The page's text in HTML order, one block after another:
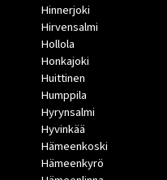
Hinnerjoki
Hirvensalmi
Hollola
Honkajoki
Huittinen
Humppila
Hyrynsalmi
Hyvinkää
Hämeenkoski
Hämeenkyrö